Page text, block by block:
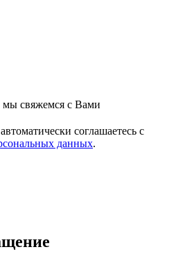
свяжемся с Вами
соглашаетесь с
данных.